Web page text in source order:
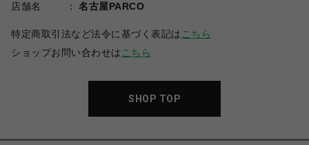
店舗名
名古屋PARCO
特定商取引法など法令に基づく表記は こちら
ショップお問い合わせは こちら
SHOP TOP